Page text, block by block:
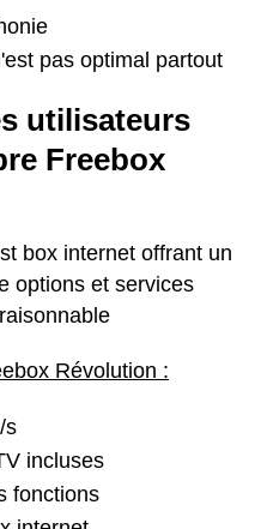
pas optimal partout
utilisateurs
Freebox
box internet offrant un
options et services
Révolution :
s
incluses
fonctions